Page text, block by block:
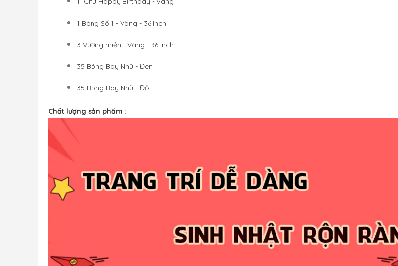
1 Bóng Số 1 - Vàng - 36 Inch
3 Vương miện - Vàng - 36 inch
35 Bóng Bay Nhũ - Đen
35 Bóng Bay Nhũ - Đỏ
Chất lượng sản phẩm :